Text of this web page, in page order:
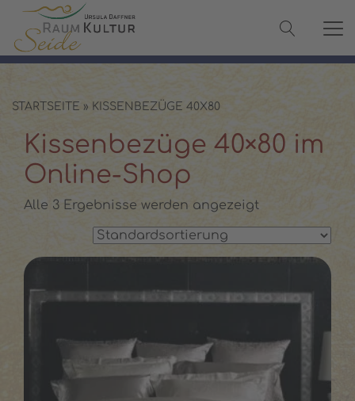
✓ 100 % Maulbeerseide
✓ Versand in 2–3 Werktagen
✓ Persönliche Beratung:
STARTSEITE » KISSENBEZÜGE 40X80
Kissenbezüge 40×80 im
Online-Shop
Alle 3 Ergebnisse werden angezeigt